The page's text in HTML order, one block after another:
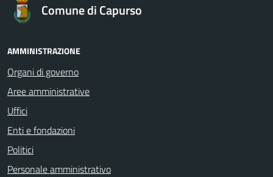
Comune di Capurso
AMMINISTRAZIONE
Organi di governo
Aree amministrative
Uffici
Enti e fondazioni
Politici
Personale amministrativo